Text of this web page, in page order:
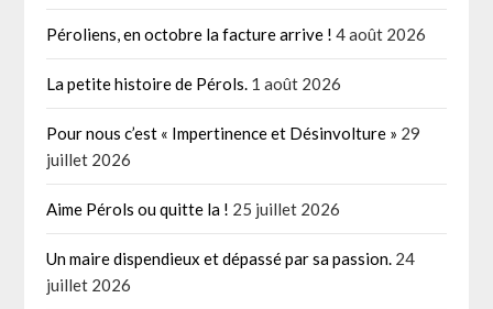
Péroliens, en octobre la facture arrive ! 4 août 2026
La petite histoire de Pérols. 1 août 2026
Pour nous c’est « Impertinence et Désinvolture » 29
juillet 2026
Aime Pérols ou quitte la ! 25 juillet 2026
Un maire dispendieux et dépassé par sa passion. 24
juillet 2026